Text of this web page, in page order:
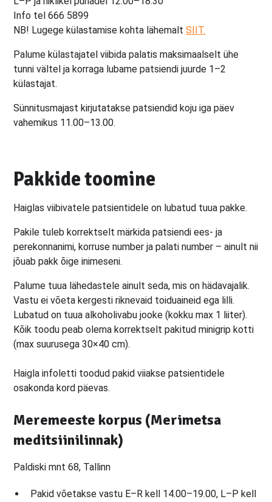
Info tel 666 5899
NB! Lugege külastamise kohta lähemaltSIIT.
Palume külastajatel viibida palatis maksimaalselt ühe
tunni vältel ja korraga lubame patsiendi juurde 1–2
külastajat.
Sünnitusmajast kirjutatakse patsiendid koju iga päev
vahemikus 11.00–13.00.
Pakkide toomine
Haiglas viibivatele patsientidele on lubatud tuua pakke.
Pakile tuleb korrektselt märkida patsiendi ees- ja
perekonnanimi, korruse number ja palati number – ainult nii
jõuab pakk õige inimeseni.
Palume tuua lähedastele ainult seda, mis on hädavajalik.
Vastu ei võeta kergesti riknevaid toiduaineid ega lilli.
Lubatud on tuua alkoholivabu jooke (kokku max 1 liiter).
Kõik toodu peab olema korrektselt pakitud minigrip kotti
(max suurusega 30×40 cm).
Haigla infoletti toodud pakid viiakse patsientidele
osakonda kord päevas.
Meremeeste korpus (Merimetsa
meditsiinilinnak)
Paldiski mnt 68, Tallinn
Pakid võetakse vastu E–R kell 14.00–19.00, L–P kell